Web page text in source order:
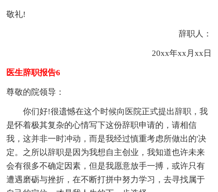
敬礼!
辞职人：
20xx年xx月xx日
医生辞职报告6
尊敬的院领导：
你们好!很遗憾在这个时候向医院正式提出辞职，我
是怀着极其复杂的心情写下这份辞职申请的，请相信
我，这并非一时冲动，而是我经过慎重考虑所做出的'决
定。之所以辞职是因为我想自主创业，我知道也许未来
会有很多不确定因素，但是我愿意放手一搏，或许只有
遭遇磨砺与挫折，在不断打拼中努力学习，去寻找属于